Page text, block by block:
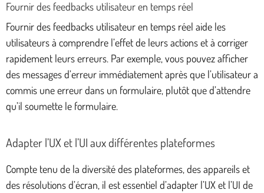
Fournir des feedbacks utilisateur en temps réel
Fournir des feedbacks utilisateur en temps réel aide les
utilisateurs à comprendre l’effet de leurs actions et à corriger
rapidement leurs erreurs. Par exemple, vous pouvez afficher
des messages d’erreur immédiatement après que l’utilisateur a
commis une erreur dans un formulaire, plutôt que d’attendre
qu’il soumette le formulaire.
Adapter l’UX et l’UI aux différentes plateformes
Compte tenu de la diversité des plateformes, des appareils et
des résolutions d’écran, il est essentiel d’adapter l’UX et l’UI de